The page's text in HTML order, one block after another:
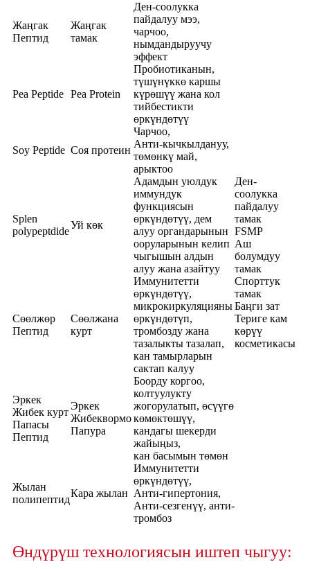
Жаңгак
Пептид
Жаңгак
тамак
Ден-соолукка
пайдалуу мээ,
чарчоо,
нымдандыруучу
эффект
Ден-
соолукка
пайдалуу
тамак
FSMP
Аш
болумдуу
тамак
Спорттук
тамак
Баңги зат
Териге кам
көрүү
косметикасы
Pea Peptide Pea Protein
Пробиотиканын,
түшүнүккө каршы
күрөшүү жана кол
тийбестикти
өркүндөтүү
Soy Peptide Соя протеин
Чарчоо,
Анти-кычкылдануу,
төмөнкү май,
арыктоо
Splen
polypeptdide
Уй көк
Адамдын уюлдук
иммундук
функциясын
өркүндөтүү, дем
алуу органдарынын
ооруларынын келип
чыгышын алдын
алуу жана азайтуу
Сөөлжөр
Пептид
Сөөлжана
курт
Иммунитетти
өркүндөтүү,
микрокиркуляцияны
өркүндөтүп,
тромбозду жана
тазалыкты тазалап,
кан тамырларын
сактап калуу
Эркек
Жибек курт
Папасы
Пептид
Эркек
Жибеквормо
Папура
Боорду коргоо,
колтуулукту
жогорулатып, өсүүгө
көмөктөшүү,
кандагы шекерди
жайыңыз,
кан басымын төмөн
Жылан
полипептид
Кара жылан
Иммунитетти
өркүндөтүү,
Анти-гипертония,
Анти-сезгенүү, анти-
тромбоз
Өндүрүш технологиясын иштеп чыгуу: